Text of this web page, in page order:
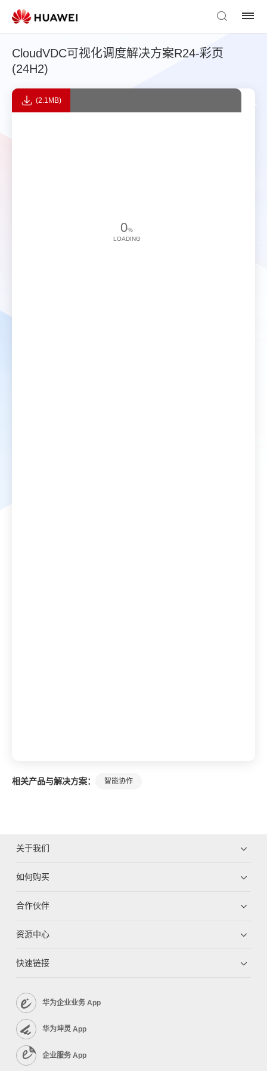
CloudVDC可视化调度解决方案R24-彩页
(24H2)
相关产品与解决方案： 智能协作
(2.1MB)
0%
LOADING
关于我们
如何购买
合作伙伴
资源中心
快速链接
华为企业业务 App
华为坤灵 App
企业服务 App